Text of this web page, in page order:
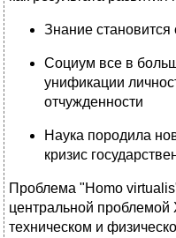
Знание
Социум все в
унификации
отчужденности
Наука породила
кризис
Проблема "Homo
центральной проблемой
техническом и